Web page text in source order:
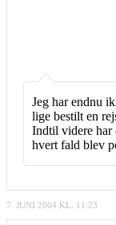
Jeg har endnu
lige bestilt en
Indtil videre har
hvert fald blev
7. JUNI 2004 KL. 11:23